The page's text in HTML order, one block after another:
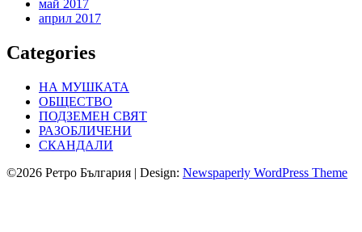
май 2017
април 2017
Categories
НА МУШКАТА
ОБЩЕСТВО
ПОДЗЕМЕН СВЯТ
РАЗОБЛИЧЕНИ
СКАНДАЛИ
©2026 Ретро България | Design: Newspaperly WordPress Theme